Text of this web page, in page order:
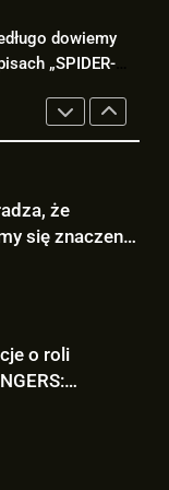
że
„SPIDER-
DAY”!
o roli
ENDGAME
dowiemy
„SPIDER-
że Peter
Man?!
że
się znaczenia
„SPIDER-
o roli